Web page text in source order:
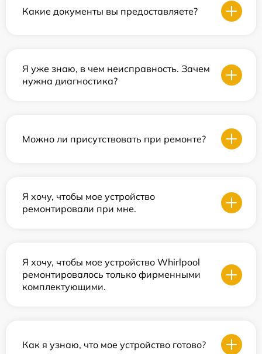
Какие документы вы предоставляете?
Я уже знаю, в чем неисправность. Зачем
нужна диагностика?
Можно ли присутствовать при ремонте?
Я хочу, чтобы мое устройство
ремонтировали при мне.
Я хочу, чтобы мое устройство Whirlpool
ремонтировалось только фирменными
комплектующими.
Как я узнаю, что мое устройство готово?